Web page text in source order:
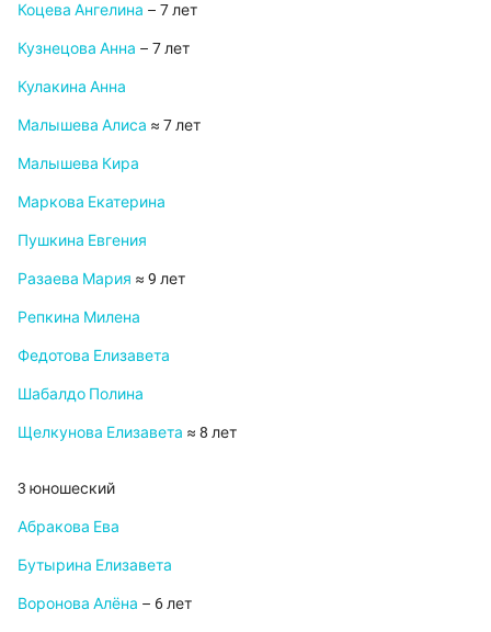
Коцева Ангелина – 7 лет
Кузнецова Анна – 7 лет
Кулакина Анна
Малышева Алиса ≈ 7 лет
Малышева Кира
Маркова Екатерина
Пушкина Евгения
Разаева Мария ≈ 9 лет
Репкина Милена
Федотова Елизавета
Шабалдо Полина
Щелкунова Елизавета ≈ 8 лет
3 юношеский
Абракова Ева
Бутырина Елизавета
Воронова Алёна – 6 лет